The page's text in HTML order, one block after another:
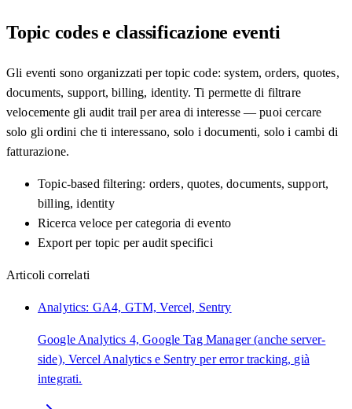
Topic codes e classificazione eventi
Gli eventi sono organizzati per topic code: system, orders, quotes,
documents, support, billing, identity. Ti permette di filtrare
velocemente gli audit trail per area di interesse — puoi cercare
solo gli ordini che ti interessano, solo i documenti, solo i cambi di
fatturazione.
Topic-based filtering: orders, quotes, documents, support,
billing, identity
Ricerca veloce per categoria di evento
Export per topic per audit specifici
Articoli correlati
Analytics: GA4, GTM, Vercel, Sentry
Google Analytics 4, Google Tag Manager (anche server-
side), Vercel Analytics e Sentry per error tracking, già
integrati.